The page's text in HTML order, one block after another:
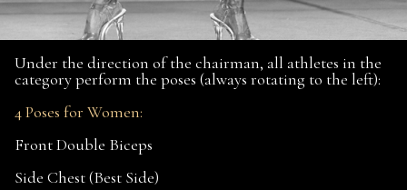
Under the direction of the chairman, all athletes in the
category perform the poses (always rotating to the left):
4 Poses for Women:
Front Double Biceps
Side Chest (Best Side)